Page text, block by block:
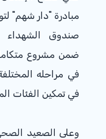
مبادرة "دار شهم"
صندوق الشهداء
ضمن مشروع
في مراحله
في تمكين الفئات
وعلى الصعيد